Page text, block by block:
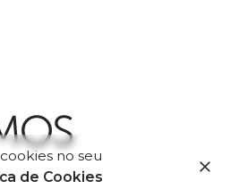
no seu
de Cookies